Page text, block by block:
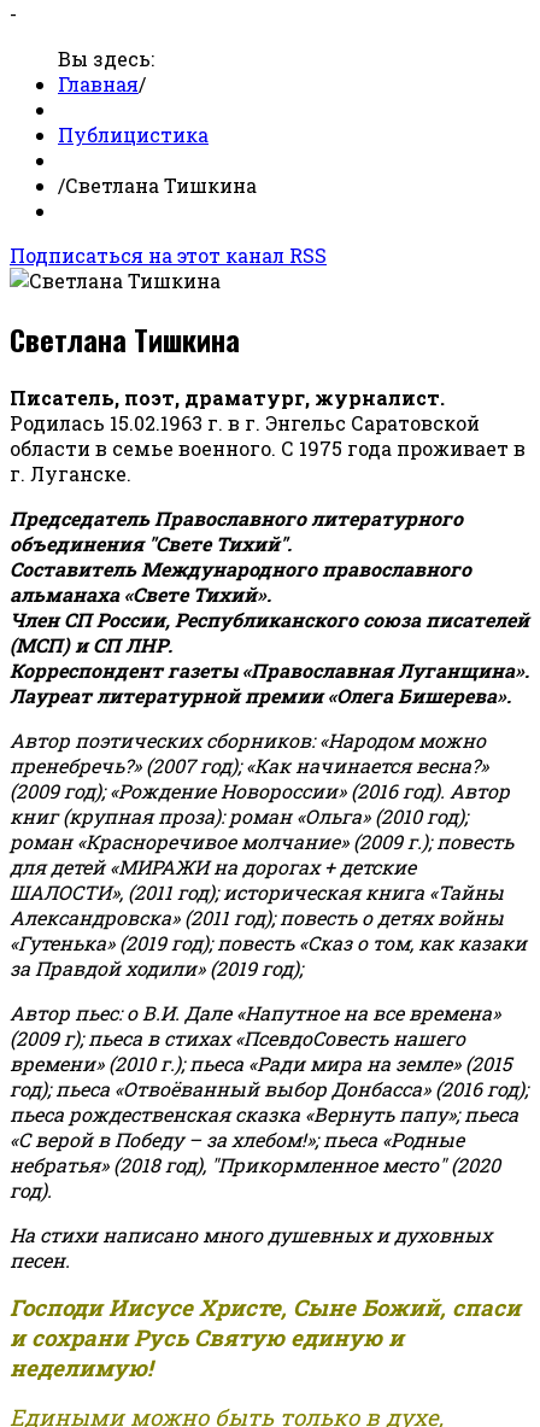
-
Вы здесь:
Главная/
Публицистика
/Светлана Тишкина
Подписаться на этот канал RSS
Светлана Тишкина
Писатель, поэт, драматург, журналист.
Родилась 15.02.1963 г. в г. Энгельс Саратовской
области в семье военного. С 1975 года проживает в
г. Луганске.
Председатель Православного литературного
объединения "Свете Тихий".
Составитель Международного православного
альманаха «Свете Тихий».
Член СП России, Республиканского союза писателей
(МСП) и СП ЛНР.
Корреспондент газеты «Православная Луганщина».
Лауреат литературной премии «Олега Бишерева».
Автор поэтических сборников: «Народом можно
пренебречь?» (2007 год); «Как начинается весна?»
(2009 год); «Рождение Новороссии» (2016 год). Автор
книг (крупная проза): роман «Ольга» (2010 год);
роман «Красноречивое молчание» (2009 г.); повесть
для детей «МИРАЖИ на дорогах + детские
ШАЛОСТИ», (2011 год); историческая книга «Тайны
Александровска» (2011 год); повесть о детях войны
«Гутенька» (2019 год); повесть «Сказ о том, как казаки
за Правдой ходили» (2019 год);
Автор пьес: о В.И. Дале «Напутное на все времена»
(2009 г); пьеса в стихах «ПсевдоСовесть нашего
времени» (2010 г.); пьеса «Ради мира на земле» (2015
год); пьеса «Отвоёванный выбор Донбасса» (2016 год);
пьеса рождественская сказка «Вернуть папу»; пьеса
«С верой в Победу – за хлебом!»;пьеса «Родные
небратья» (2018 год), "Прикормленное место" (2020
год).
На стихи написано много душевных и духовных
песен.
Господи Иисусе Христе, Сыне Божий, спаси
и сохрани Русь Святую единую и
неделимую!
Едиными можно быть только в духе,